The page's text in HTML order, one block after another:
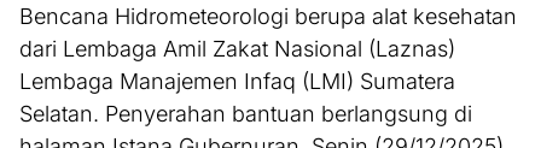
Bencana Hidrometeorologi berupa alat kesehatan
dari Lembaga Amil Zakat Nasional (Laznas)
Lembaga Manajemen Infaq (LMI) Sumatera
Selatan. Penyerahan bantuan berlangsung di